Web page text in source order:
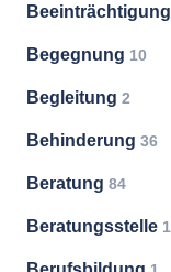
Beeinträchtigung
Begegnung 10
Begleitung 2
Behinderung 36
Beratung 84
Beratungsstelle 1